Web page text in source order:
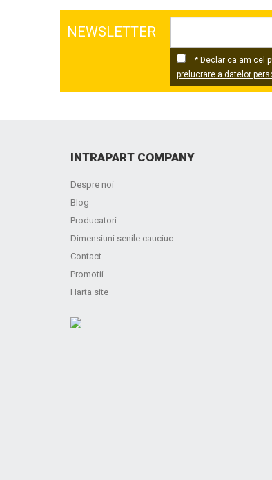
NEWSLETTER
* Declar ca am cel
prelucrare a datelor
INTRAPART COMPANY
Despre noi
Blog
Producatori
Dimensiuni senile cauciuc
Contact
Promotii
Harta site